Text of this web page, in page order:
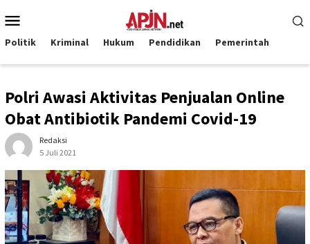
ke
kontenMobile
Politik Kriminal Hukum Pendidikan Pemerintah
Polri Awasi Aktivitas Penjualan Online
Obat Antibiotik Pandemi Covid-19
Redaksi
5 Juli 2021